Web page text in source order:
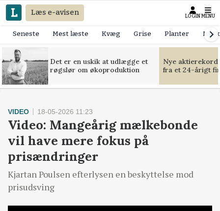
Læs e-avisen LOGIN MENU
Seneste Mest læste Kvæg Grise Planter
Det er en uskik at udlægge et
røgslør om økoproduktion
Nye
fra et 24-årigt
VIDEO 18-05-2026 11:23
Video: Mangeårig mælkebonde
vil have mere fokus på
prisændringer
Kjartan Poulsen efterlysen en beskyttelse mod
prisudsving